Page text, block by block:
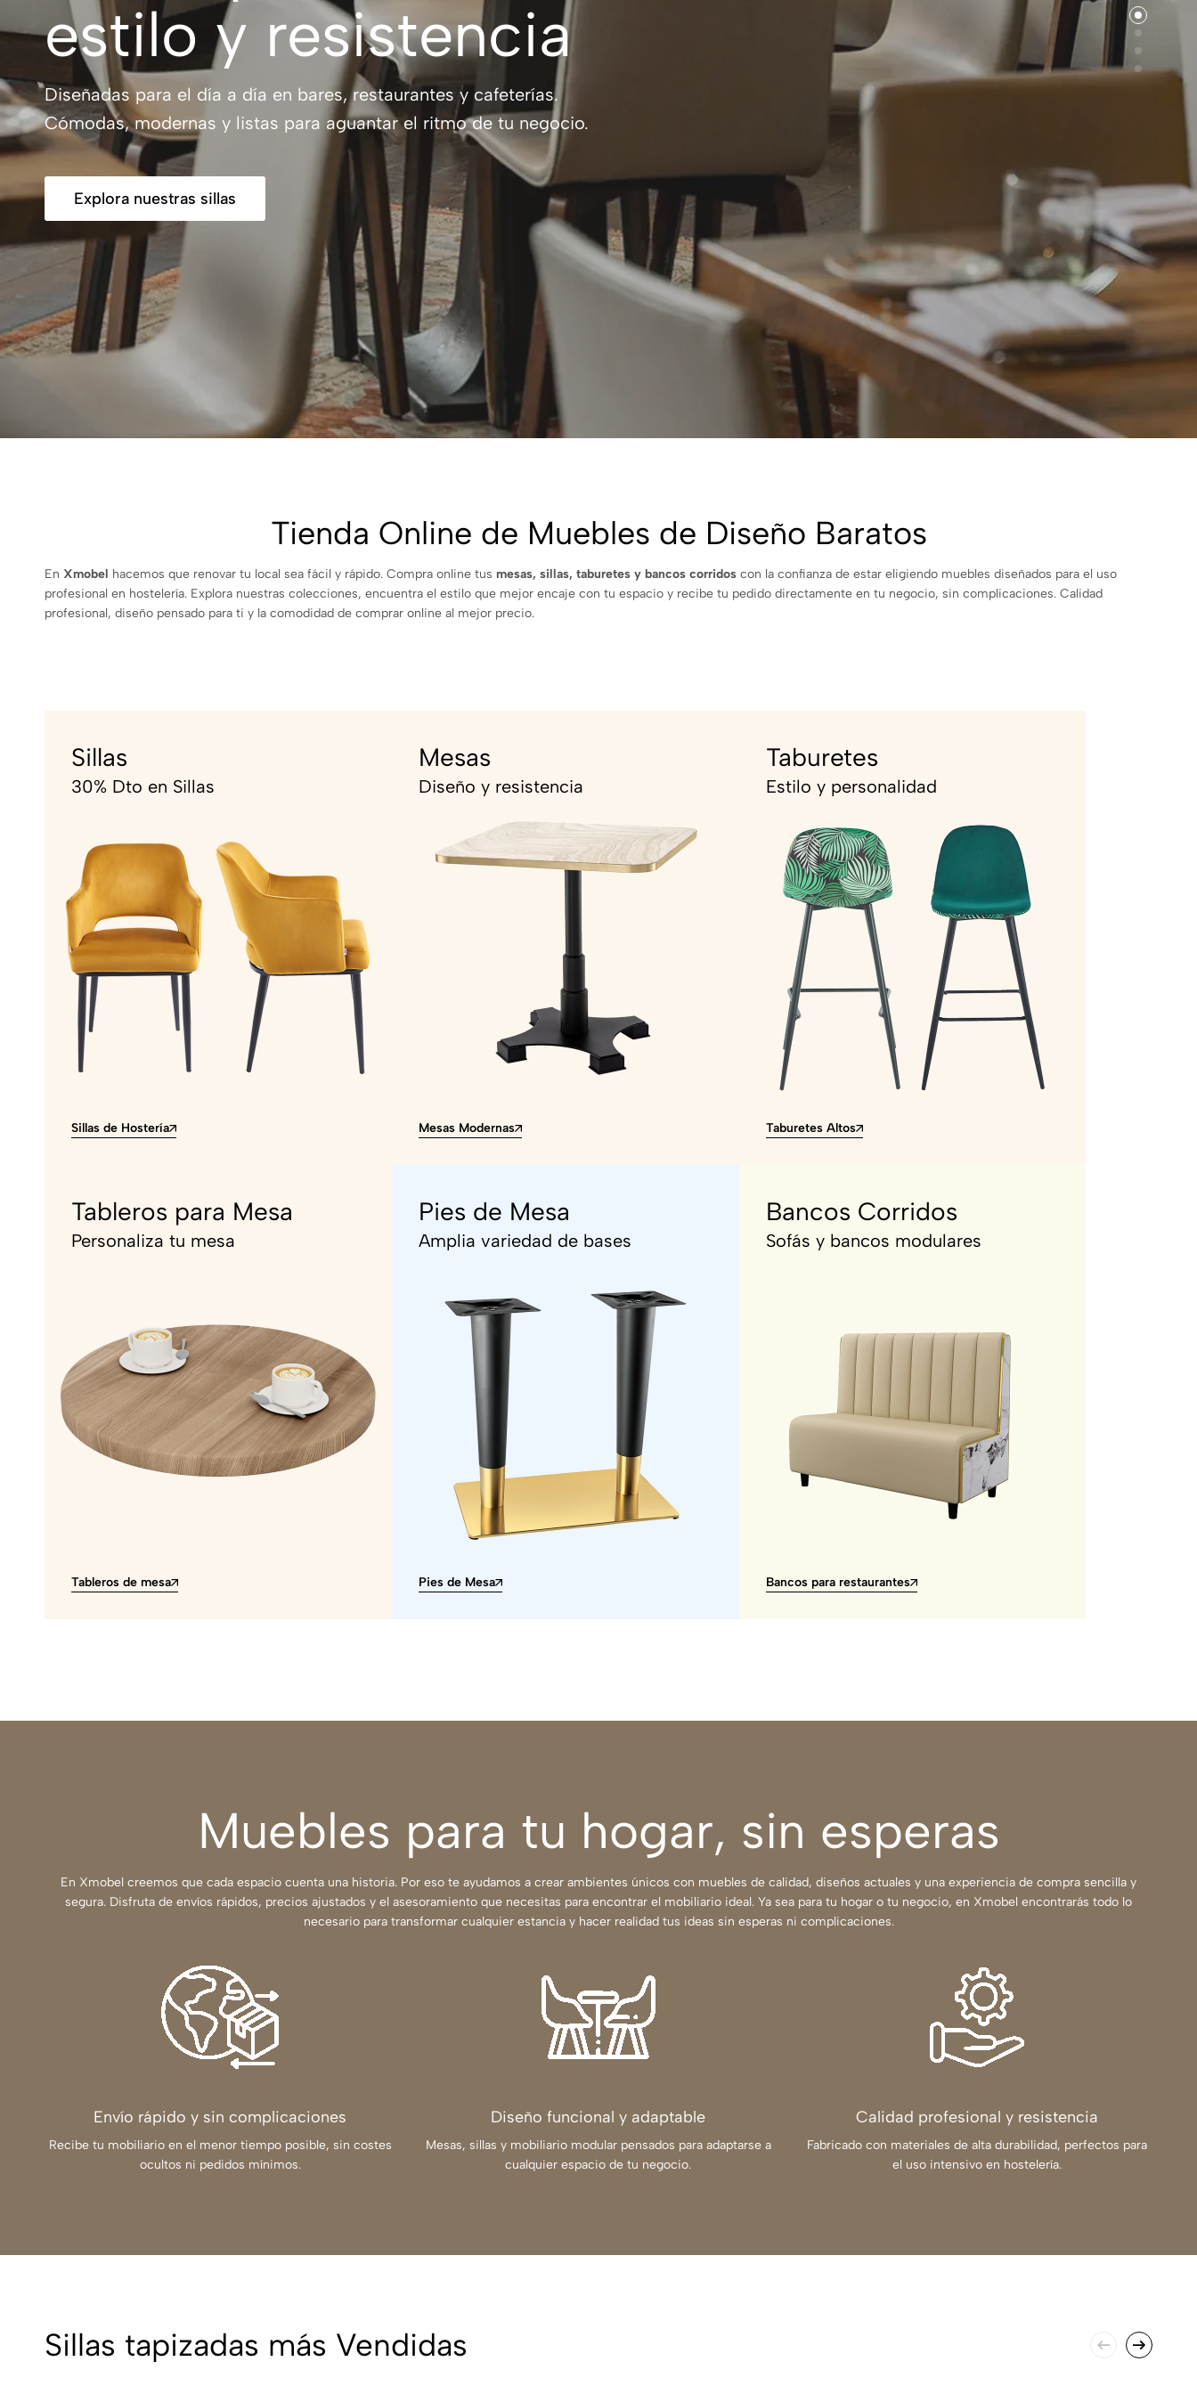
estilo y resistencia
Diseñadas para el día a día en bares, restaurantes y cafeterías.
Cómodas, modernas y listas para aguantar el ritmo de tu negocio.
Explora nuestras sillas
Tienda Online de Muebles de Diseño Baratos
En Xmobel hacemos que renovar tu local sea fácil y rápido. Compra online tus mesas, sillas, taburetes y bancos corridos con la confianza de estar eligiendo muebles diseñados para el uso
profesional en hostelería. Explora nuestras colecciones, encuentra el estilo que mejor encaje con tu espacio y recibe tu pedido directamente en tu negocio, sin complicaciones. Calidad
profesional, diseño pensado para ti y la comodidad de comprar online al mejor precio.
Sillas
30% Dto en Sillas
Sillas de Hostería
Mesas
Diseño y resistencia
Mesas Modernas
Taburetes
Estilo y personalidad
Taburetes Altos
Tableros para Mesa
Personaliza tu mesa
Tableros de mesa
Pies de Mesa
Amplia variedad de bases
Pies de Mesa
Bancos Corridos
Sofás y bancos modulares
Bancos para restaurantes
Muebles para tu hogar, sin esperas
En Xmobel creemos que cada espacio cuenta una historia. Por eso te ayudamos a crear ambientes únicos con muebles de calidad, diseños actuales y una experiencia de compra sencilla y
segura. Disfruta de envíos rápidos, precios ajustados y el asesoramiento que necesitas para encontrar el mobiliario ideal. Ya sea para tu hogar o tu negocio, en Xmobel encontrarás todo lo
necesario para transformar cualquier estancia y hacer realidad tus ideas sin esperas ni complicaciones.
Envío rápido y sin complicaciones
Recibe tu mobiliario en el menor tiempo posible, sin costes
ocultos ni pedidos mínimos.
Diseño funcional y adaptable
Mesas, sillas y mobiliario modular pensados para adaptarse a
cualquier espacio de tu negocio.
Calidad profesional y resistencia
Fabricado con materiales de alta durabilidad, perfectos para
el uso intensivo en hostelería.
Sillas tapizadas más Vendidas